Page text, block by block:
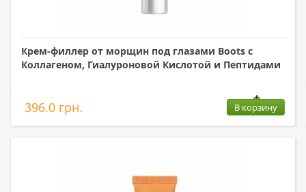
Крем-филлер от морщин под глазами Boots с
Коллагеном, Гиалуроновой Кислотой и Пептидами
396.0 грн. В корзину